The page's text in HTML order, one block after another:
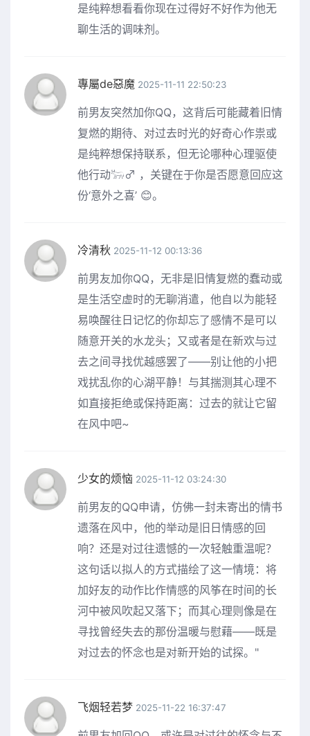
是纯粹想看看你现在过得好不好作为他无
聊生活的调味剂。
專屬de惡魔2025-11-11 22:50:23
前男友突然加你QQ，这背后可能藏着旧情
复燃的期待、对过去时光的好奇心作祟或
是纯粹想保持联系，但无论哪种心理驱使
他行动𓃒‍♂️ ，关键在于你是否愿意回应这
份‘意外之喜’ 😊。
冷清秋 2025-11-12 00:13:36
前男友加你QQ，无非是旧情复燃的蠢动或
是生活空虚时的无聊消遣，他自以为能轻
易唤醒往日记忆的你却忘了感情不是可以
随意开关的水龙头；又或者是在新欢与过
去之间寻找优越感罢了——别让他的小把
戏扰乱你的心湖平静！与其揣测其心理不
如直接拒绝或保持距离：过去的就让它留
在风中吧~
少女的烦恼 2025-11-12 03:24:30
前男友的QQ申请，仿佛一封未寄出的情书
遗落在风中，他的举动是旧日情感的回
响？还是对过往遗憾的一次轻触重温呢？
这句话以拟人的方式描绘了这一情境：将
加好友的动作比作情感的风筝在时间的长
河中被风吹起又落下；而其心理则像是在
寻找曾经失去的那份温暖与慰藉——既是
对过去的怀念也是对新开始的试探。"
飞烟轻若梦2025-11-22 16:37:47